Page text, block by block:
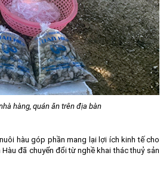
hàng, quán ăn trên địa bàn
hàu góp phần mang lại lợi ích kinh tế cho
đã chuyển đổi từ nghề khai thác thuỷ sản